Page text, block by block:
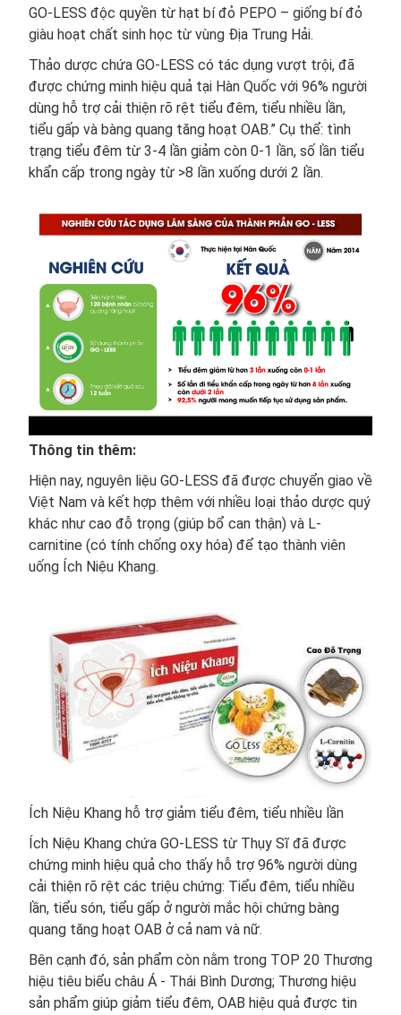
GO-LESS độc quyền từ hạt bí đỏ PEPO – giống bí đỏ
giàu hoạt chất sinh học từ vùng Địa Trung Hải.
Thảo dược chứa GO-LESS có tác dụng vượt trội, đã
được chứng minh hiệu quả tại Hàn Quốc với 96% người
dùng hỗ trợ cải thiện rõ rệt tiểu đêm, tiểu nhiều lần,
tiểu gấp và bàng quang tăng hoạt OAB.” Cụ thể: tình
trạng tiểu đêm từ 3-4 lần giảm còn 0-1 lần, số lần tiểu
khẩn cấp trong ngày từ >8 lần xuống dưới 2 lần.
Thông tin thêm:
Hiện nay, nguyên liệu GO-LESS đã được chuyển giao về
Việt Nam và kết hợp thêm với nhiều loại thảo dược quý
khác như cao đỗ trọng (giúp bổ can thận) và L-
carnitine (có tính chống oxy hóa) để tạo thành viên
uống Ích Niệu Khang.
Ích Niệu Khang hỗ trợ giảm tiểu đêm, tiểu nhiều lần
Ích Niệu Khang chứa GO-LESS từ Thụy Sĩ đã được
chứng minh hiệu quả cho thấy hỗ trợ 96% người dùng
cải thiện rõ rệt các triệu chứng: Tiểu đêm, tiểu nhiều
lần, tiểu són, tiểu gấp ở người mắc hội chứng bàng
quang tăng hoạt OAB ở cả nam và nữ.
Bên cạnh đó, sản phẩm còn nằm trong TOP 20 Thương
hiệu tiêu biểu châu Á - Thái Bình Dương; Thương hiệu
sản phẩm giúp giảm tiểu đêm, OAB hiệu quả được tin